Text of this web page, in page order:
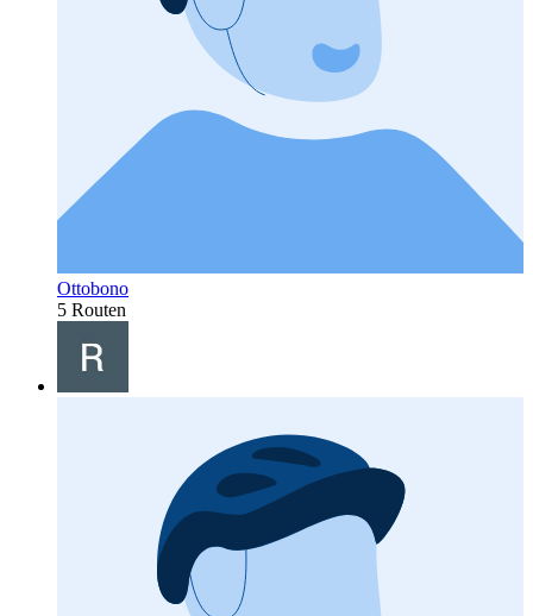
Ottobono
5 Routen